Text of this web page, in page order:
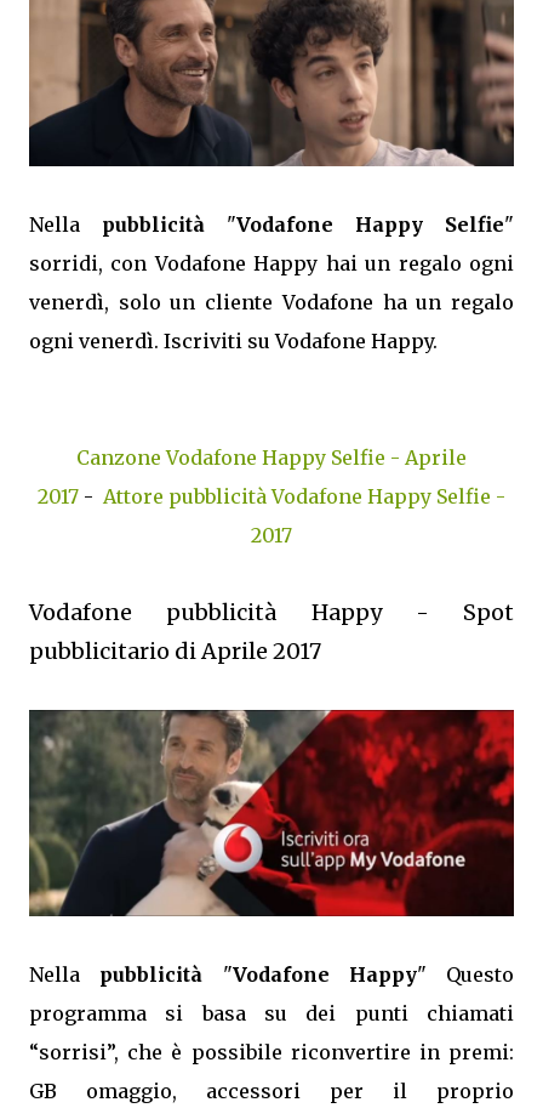
Nella pubblicità "Vodafone Happy Selfie"
sorridi, con Vodafone Happy hai un regalo ogni
venerdì, solo un cliente Vodafone ha un regalo
ogni venerdì. Iscriviti su Vodafone Happy.
Canzone Vodafone Happy Selfie - Aprile
2017 - Attore pubblicità Vodafone Happy Selfie -
2017
Vodafone pubblicità Happy - Spot
pubblicitario di Aprile 2017
Nella pubblicità "Vodafone Happy" Questo
programma si basa su dei punti chiamati
“sorrisi”, che è possibile riconvertire in premi:
GB omaggio, accessori per il proprio